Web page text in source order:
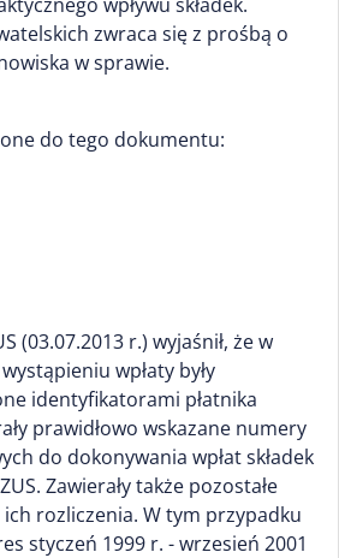
zwraca się z prośbą o
w sprawie.
do tego dokumentu:
(03.07.2013 r.) wyjaśnił, że w
wpłaty były
identyfikatorami płatnika
prawidłowo wskazane numery
do dokonywania wpłat składek
Zawierały także pozostałe
rozliczenia. W tym przypadku
styczeń 1999 r. - wrzesień 2001